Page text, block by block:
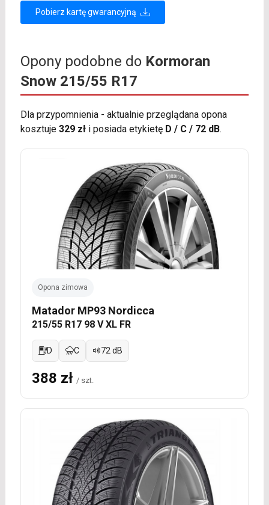
Pobierz kartę gwarancyjną
Opony podobne do Kormoran
Snow 215/55 R17
Dla przypomnienia - aktualnie przeglądana opona
kosztuje 329 złi posiada etykietę D / C / 72 dB.
Opona zimowa
Matador MP93 Nordicca
215/55 R17 98 V XL FR
D C 72 dB
388 zł / szt.